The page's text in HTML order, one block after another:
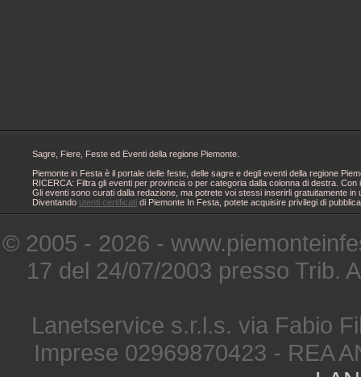
Sagre, Fiere, Feste ed Eventi della regione Piemonte.
Piemonte in Festa è il portale delle feste, delle sagre e degli eventi della regione
RICERCA: Filtra gli eventi per provincia o per categoria dalla colonna di destra.
Gli eventi sono curati dalla redazione, ma potrete voi stessi inserirli gratuitamente
Diventando utenti certificati di Piemonte In Festa, potete acquisire privilegi di
© 2005 - 2026 -
17 del 24/07/2003 presso Trib.
Lanetservice s.r.l.s. via Fabio
Imprese 02969870423 - REA